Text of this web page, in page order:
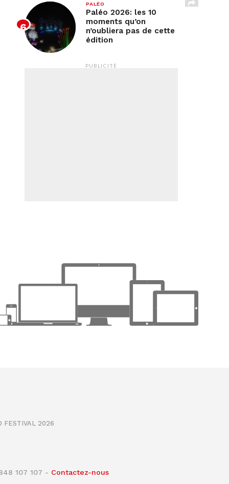
PALÉO
Paléo 2026: les 10
moments qu’on
n’oubliera pas de cette
édition
PUBLICITÉ
FESTIVAL 2026
107 107 - Contactez-nous